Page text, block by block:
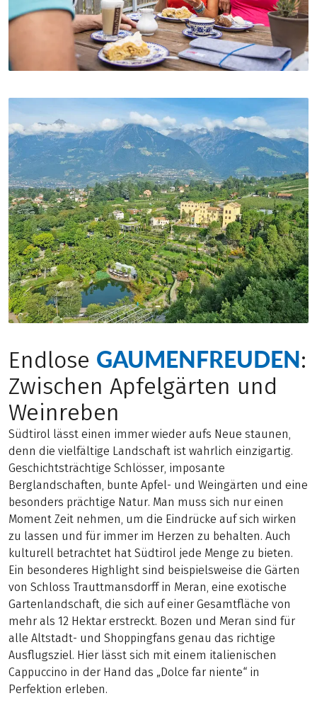
Endlose GAUMENFREUDEN:
Zwischen Apfelgärten und
Weinreben
Südtirol lässt einen immer wieder aufs Neue staunen,
denn die vielfältige Landschaft ist wahrlich einzigartig.
Geschichtsträchtige Schlösser, imposante
Berglandschaften, bunte Apfel- und Weingärten und eine
besonders prächtige Natur. Man muss sich nur einen
Moment Zeit nehmen, um die Eindrücke auf sich wirken
zu lassen und für immer im Herzen zu behalten. Auch
kulturell betrachtet hat Südtirol jede Menge zu bieten.
Ein besonderes Highlight sind beispielsweise die Gärten
von Schloss Trauttmansdorff in Meran, eine exotische
Gartenlandschaft, die sich auf einer Gesamtfläche von
mehr als 12 Hektar erstreckt. Bozen und Meran sind für
alle Altstadt- und Shoppingfans genau das richtige
Ausflugsziel. Hier lässt sich mit einem italienischen
Cappuccino in der Hand das „Dolce far niente“ in
Perfektion erleben.